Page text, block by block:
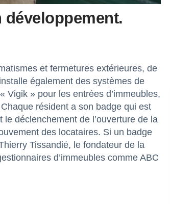
développement.
et fermetures extérieures, de
également des systèmes de
Vigik » pour les entrées d’immeubles,
résident a son badge qui est
déclenchement de l’ouverture de la
des locataires. Si un badge
Tissandié, le fondateur de la
d’immeubles comme ABC